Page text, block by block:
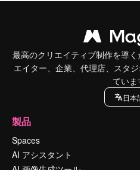
最高のクリエイティブ制作を導
エイター、企業、代理店、スタ
ていま
日本
製品
Spaces
AI アシスタント